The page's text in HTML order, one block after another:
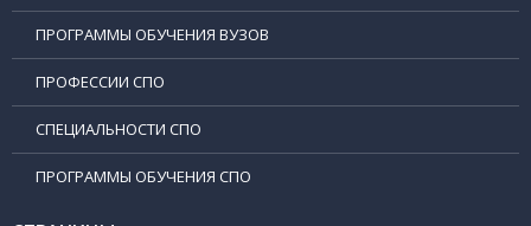
ПРОГРАММЫ ОБУЧЕНИЯ ВУЗОВ
ПРОФЕССИИ СПО
СПЕЦИАЛЬНОСТИ СПО
ПРОГРАММЫ ОБУЧЕНИЯ СПО